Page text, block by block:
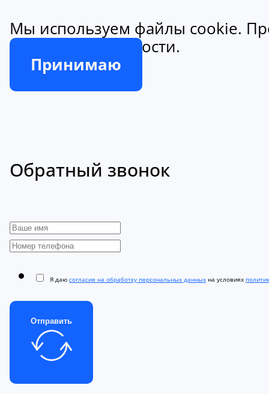
Мы используем файлы cookie.
конфиденциальности.
Принимаю
Обратный звонок
Я даю согласие на обработку персональных данных на условиях
Отправить